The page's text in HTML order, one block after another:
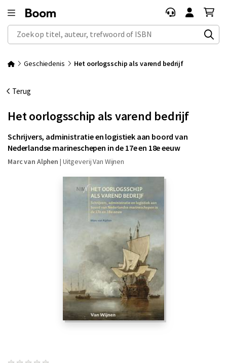
Zoek op titel, auteur, trefwoord of ISBN
Geschiedenis Het oorlogsschip als varend bedrijf
Terug
Het oorlogsschip als varend bedrijf
Schrijvers, administratie en logistiek aan boord van
Nederlandse marineschepen in de 17e en 18e eeuw
Marc van Alphen | Uitgeverij Van Wijnen